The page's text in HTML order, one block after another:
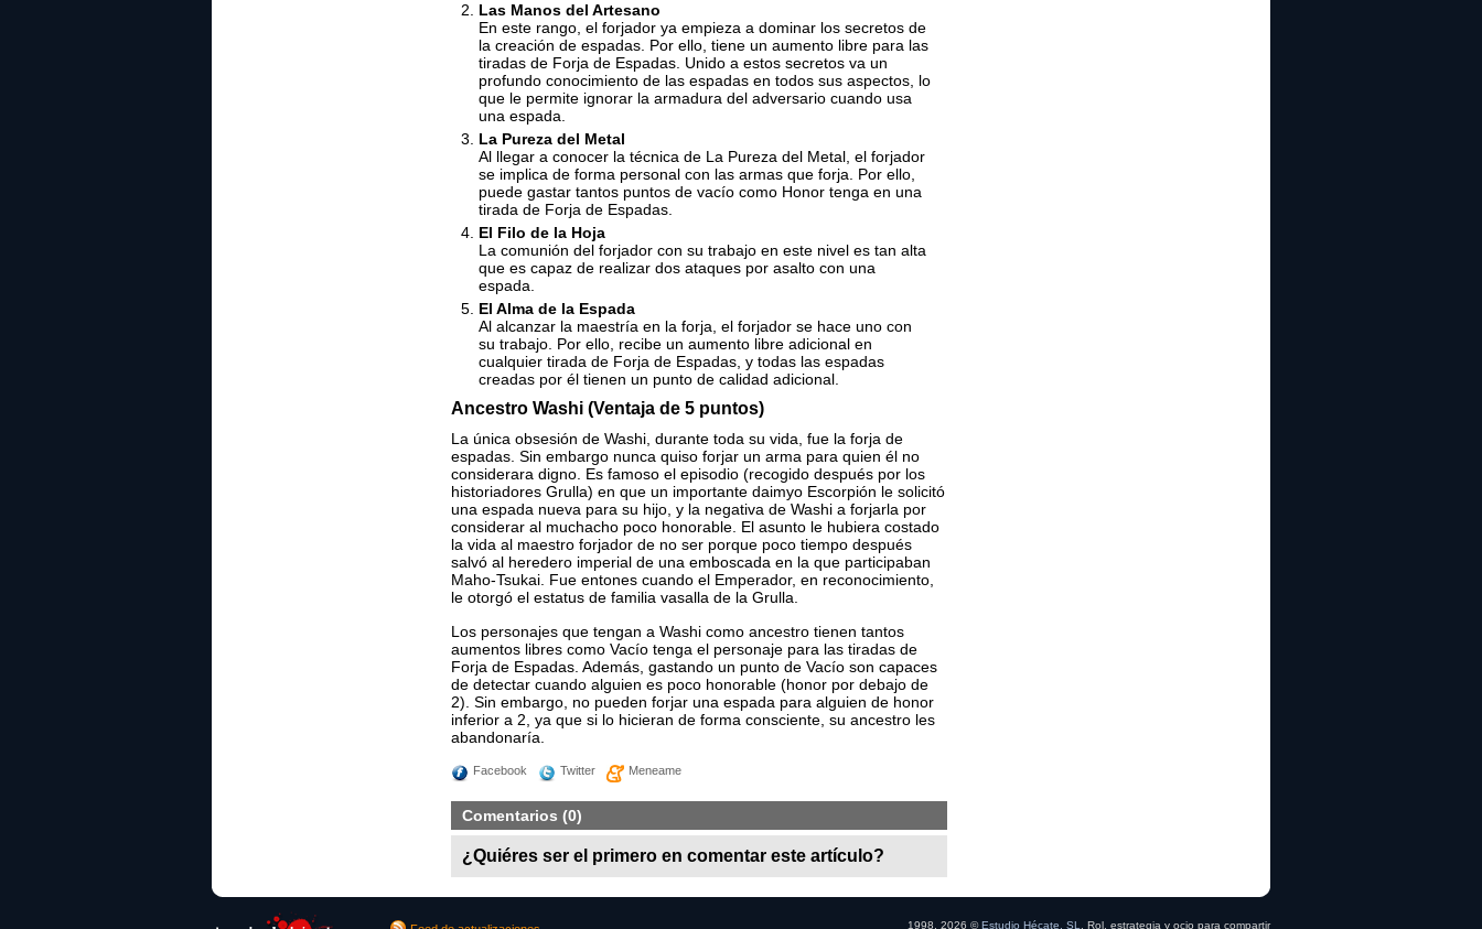
Las Manos del Artesano
En este rango, el forjador ya empieza a dominar los secretos de
la creación de espadas. Por ello, tiene un aumento libre para las
tiradas de Forja de Espadas. Unido a estos secretos va un
profundo conocimiento de las espadas en todos sus aspectos, lo
que le permite ignorar la armadura del adversario cuando usa
una espada.
La Pureza del Metal
Al llegar a conocer la técnica de La Pureza del Metal, el forjador
se implica de forma personal con las armas que forja. Por ello,
puede gastar tantos puntos de vacío como Honor tenga en una
tirada de Forja de Espadas.
El Filo de la Hoja
La comunión del forjador con su trabajo en este nivel es tan alta
que es capaz de realizar dos ataques por asalto con una
espada.
El Alma de la Espada
Al alcanzar la maestría en la forja, el forjador se hace uno con
su trabajo. Por ello, recibe un aumento libre adicional en
cualquier tirada de Forja de Espadas, y todas las espadas
creadas por él tienen un punto de calidad adicional.
Ancestro Washi (Ventaja de 5 puntos)
La única obsesión de Washi, durante toda su vida, fue la forja de
espadas. Sin embargo nunca quiso forjar un arma para quien él no
considerara digno. Es famoso el episodio (recogido después por los
historiadores Grulla) en que un importante daimyo Escorpión le solicitó
una espada nueva para su hijo, y la negativa de Washi a forjarla por
considerar al muchacho poco honorable. El asunto le hubiera costado
la vida al maestro forjador de no ser porque poco tiempo después
salvó al heredero imperial de una emboscada en la que participaban
Maho-Tsukai. Fue entones cuando el Emperador, en reconocimiento,
le otorgó el estatus de familia vasalla de la Grulla.
Los personajes que tengan a Washi como ancestro tienen tantos
aumentos libres como Vacío tenga el personaje para las tiradas de
Forja de Espadas. Además, gastando un punto de Vacío son capaces
de detectar cuando alguien es poco honorable (honor por debajo de
2). Sin embargo, no pueden forjar una espada para alguien de honor
inferior a 2, ya que si lo hicieran de forma consciente, su ancestro les
abandonaría.
Facebook Twitter Meneame
Comentarios (0)
¿Quiéres ser el primero en comentar este artículo?
1998, 2026 ©Estudio Hécate, SL . Rol, estrategia y ocio para compartir